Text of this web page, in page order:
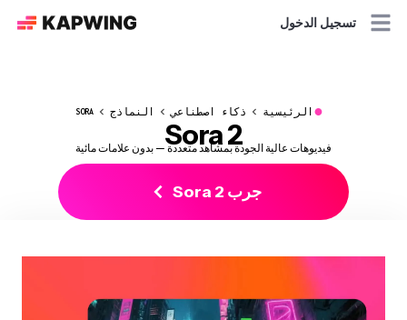
تسجيل الدخول
● الرئيسية ذكاء اصطناعي النماذج SORA
Sora 2
فيديوهات عالية الجودة بمشاهد متعددة — بدون علامات مائية
جرب Sora 2